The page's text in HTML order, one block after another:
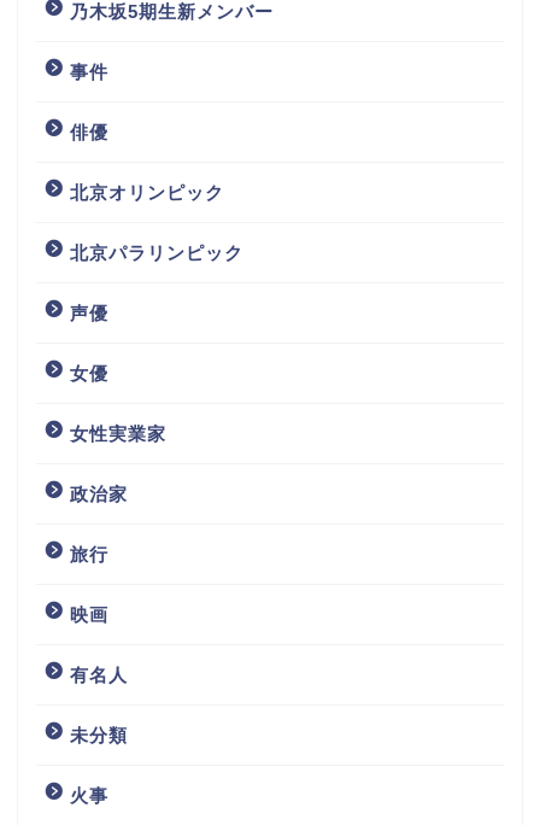
乃木坂5期生新メンバー
事件
俳優
北京オリンピック
北京パラリンピック
声優
女優
女性実業家
政治家
旅行
映画
有名人
未分類
火事